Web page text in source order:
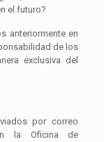
el futuro?
anteriormente en
de los
exclusiva del
por correo
la Oficina de